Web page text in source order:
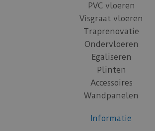
PVC vloeren
Visgraat vloeren
Traprenovatie
Ondervloeren
Egaliseren
Plinten
Accessoires
Wandpanelen
Informatie